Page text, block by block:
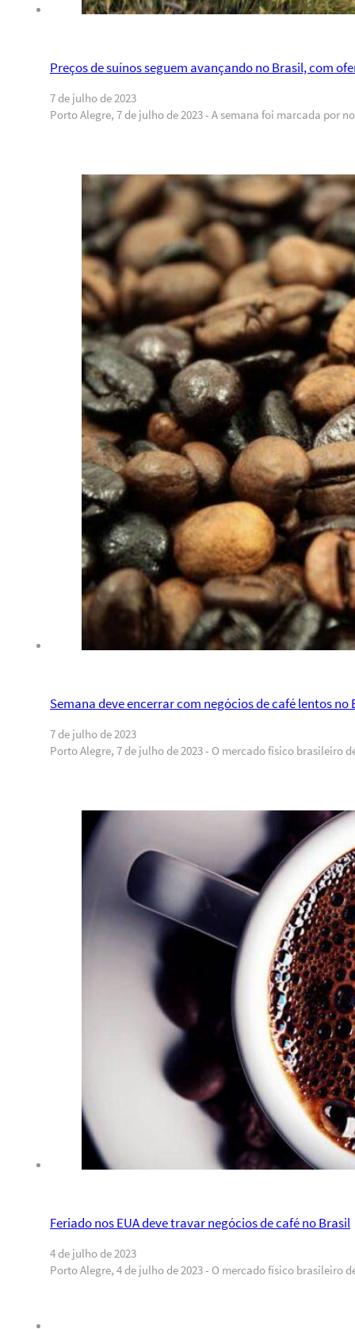
Preços de suínos seguem avançando no Brasil, com
7 de julho de 2023
Porto Alegre, 7 de julho de 2023 - A semana foi marcada por
Semana deve encerrar com negócios de café lentos no
7 de julho de 2023
Porto Alegre, 7 de julho de 2023 - O mercado físico brasileiro
Feriado nos EUA deve travar negócios de café no Brasil
4 de julho de 2023
Porto Alegre, 4 de julho de 2023 - O mercado físico brasileiro